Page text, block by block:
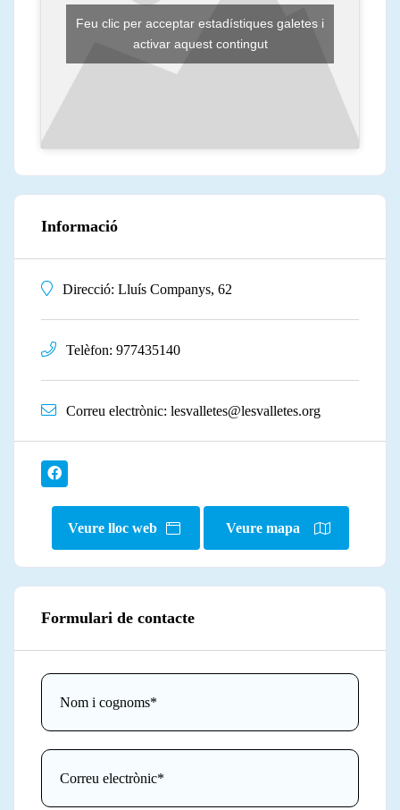
Feu clic per acceptar estadístiques galetes i
activar aquest contingut
Informació
Direcció: Lluís Companys, 62
Telèfon: 977435140
Correu electrònic: lesvalletes@lesvalletes.org
Veure lloc web Veure mapa
Formulari de contacte